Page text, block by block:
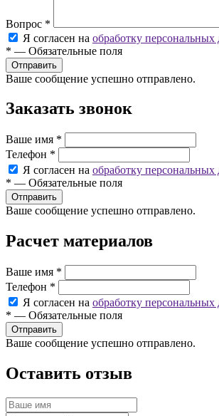
Вопрос *
Я согласен на обработку
* — Обязательные поля
Ваше сообщение успешно отправлено.
Заказать звонок
Ваше имя *
Телефон *
Я согласен на обработку
* — Обязательные поля
Ваше сообщение успешно отправлено.
Расчет материалов
Ваше имя *
Телефон *
Я согласен на обработку
* — Обязательные поля
Ваше сообщение успешно отправлено.
Оставить отзыв